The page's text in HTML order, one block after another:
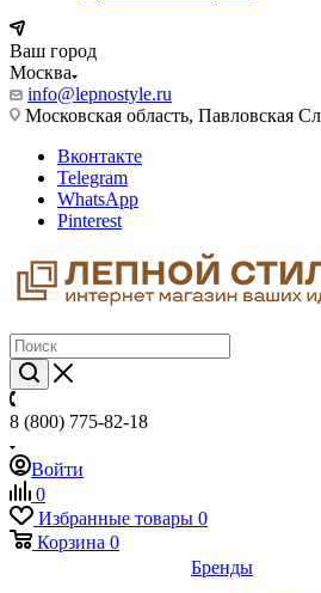
Ваш город
Москва
info@lepnostyle.ru
Московская область, Павловская
Вконтакте
Telegram
WhatsApp
Pinterest
8 (800) 775-82-18
Войти
0
Избранные товары 0
Корзина 0
Бренды